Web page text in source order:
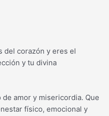
del corazón y eres el
y tu divina
amor y misericordia. Que
físico, emocional y